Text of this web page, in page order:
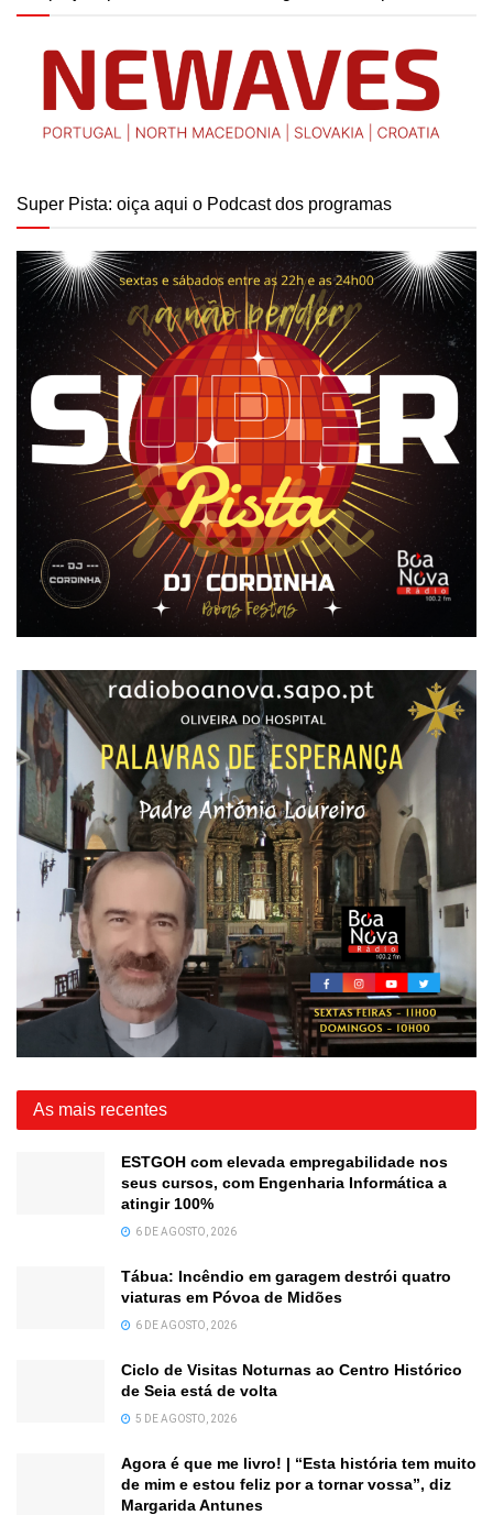
Super Pista: oiça aqui o Podcast dos programas
As mais recentes
ESTGOH com elevada empregabilidade nos
seus cursos, com Engenharia Informática a
atingir 100%
6 DE AGOSTO, 2026
Tábua: Incêndio em garagem destrói quatro
viaturas em Póvoa de Midões
6 DE AGOSTO, 2026
Ciclo de Visitas Noturnas ao Centro Histórico
de Seia está de volta
5 DE AGOSTO, 2026
Agora é que me livro! | “Esta história tem muito
de mim e estou feliz por a tornar vossa”, diz
Margarida Antunes